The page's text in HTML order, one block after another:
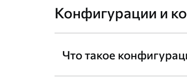
Конфигурации и
Что такое